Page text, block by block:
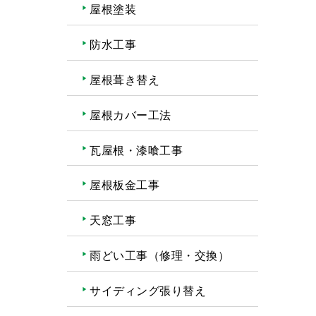
屋根塗装
防水工事
屋根葺き替え
屋根カバー工法
瓦屋根・漆喰工事
屋根板金工事
天窓工事
雨どい工事（修理・交換）
サイディング張り替え